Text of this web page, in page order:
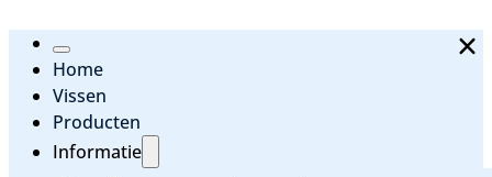
Home
Vissen
Producten
Informatie